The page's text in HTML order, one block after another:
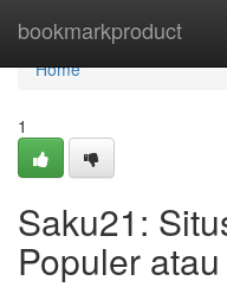
bookmarkproduct
Home
Home
1
Saku21:
Populer